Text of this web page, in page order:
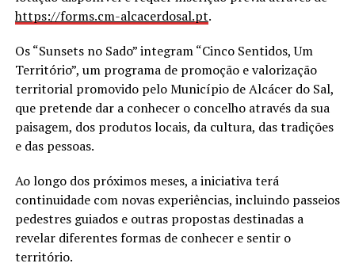
https://forms.cm-alcacerdosal.pt.
Os “Sunsets no Sado” integram “Cinco Sentidos, Um
Território”, um programa de promoção e valorização
territorial promovido pelo Município de Alcácer do Sal,
que pretende dar a conhecer o concelho através da sua
paisagem, dos produtos locais, da cultura, das tradições
e das pessoas.
Ao longo dos próximos meses, a iniciativa terá
continuidade com novas experiências, incluindo passeios
pedestres guiados e outras propostas destinadas a
revelar diferentes formas de conhecer e sentir o
território.